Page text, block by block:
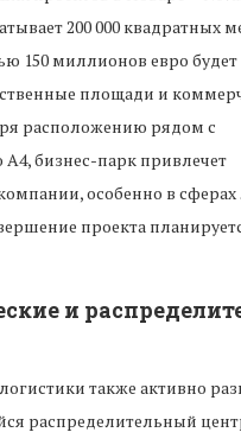
200 000 квадратных
150 миллионов евро
площади и
расположению рядом с
бизнес-парк привлечет
особенно в сферах
проекта
и
также активно
распределительный